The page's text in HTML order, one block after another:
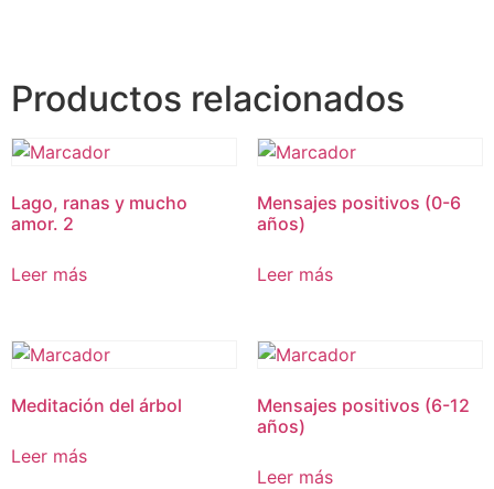
Productos relacionados
Lago, ranas y mucho
amor. 2
Leer más
Mensajes positivos (0-6
años)
Leer más
Meditación del árbol
Leer más
Mensajes positivos (6-12
años)
Leer más